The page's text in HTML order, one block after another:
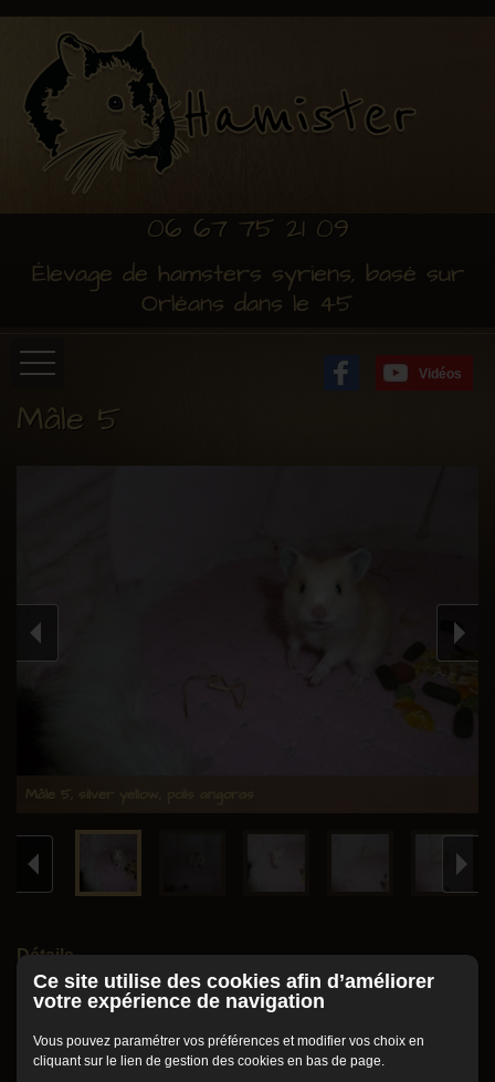
06 67 75 21 09
Élevage de hamsters syriens, basé sur
Orléans dans le 45
Accueil
Un peu d'histoire
Portée en cours
Hamsters à adopter
Portées passées
Que sont-ils devenus ?
Conditions d'adoption
Mode de vie
Vidéos
Mâle 5, silver yellow, poils angoras
Détails
Sexe
Mâle 5
Ce site utilise des cookies afin d’améliorer
votre expérience de navigation
Vous pouvez paramétrer vos préférences et modifier vos choix en
cliquant sur le lien de gestion des cookies en bas de page.